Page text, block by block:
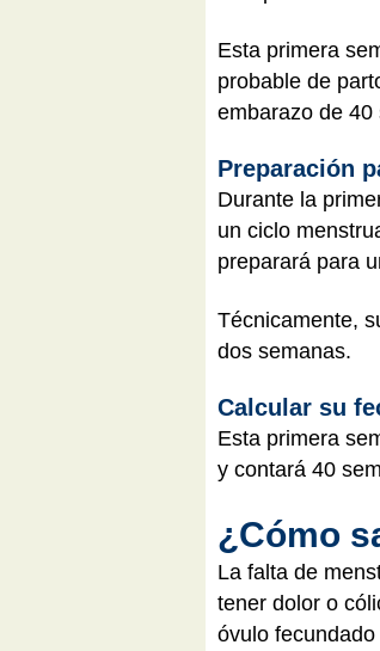
Esta primera
probable de
embarazo de 40
Preparación
Durante la
un ciclo
preparará para
Técnicamente,
dos semanas.
Calcular su
Esta primera
y contará 40
¿Cómo
La falta de
tener dolor o
óvulo